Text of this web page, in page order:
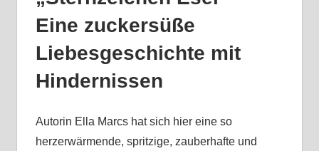
Eine zuckersüße
Liebesgeschichte mit
Hindernissen
Autorin Ella Marcs hat sich hier eine so
herzerwärmende, spritzige, zauberhafte und